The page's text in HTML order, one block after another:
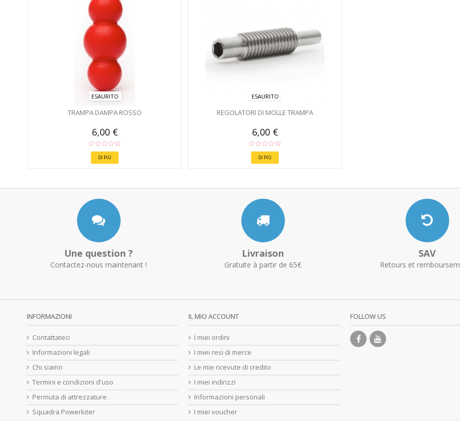
ESAURITO
TRAMPA DAMPA ROSSO
6,00 €
DI PIÙ
ESAURITO
REGOLATORI DI MOLLE TRAMPA
6,00 €
DI PIÙ
Une question ?
Contactez-nous maintenant !
Livraison
Gratuite à partir de 65€
SAV
Retours et
INFORMAZIONI
Contattateci
Informazioni legali
Chi siamo
Termini e condizioni d'uso
Permuta di attrezzature
Squadra Powerkiter
IL MIO ACCOUNT
I miei ordini
I miei resi di merce
Le mie ricevute di credito
I miei indirizzi
Informazioni personali
I miei voucher
FOLLOW US